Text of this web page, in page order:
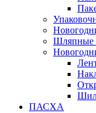
Шляпные
ПАСХА